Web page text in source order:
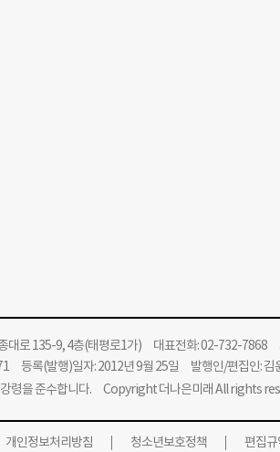
대로 135-9, 4층(태평로1가) 대표전화: 02-732-7868
등록(발행)일자: 2012년 9월 25일 발행인/편집인:
령을 준수합니다. Copyright 더나은미래 All rights
개인정보처리방침 청소년보호정책 편집규